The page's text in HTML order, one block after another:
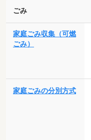
ごみ
家庭ごみ収集（可燃
ごみ）
家庭ごみの分別方式